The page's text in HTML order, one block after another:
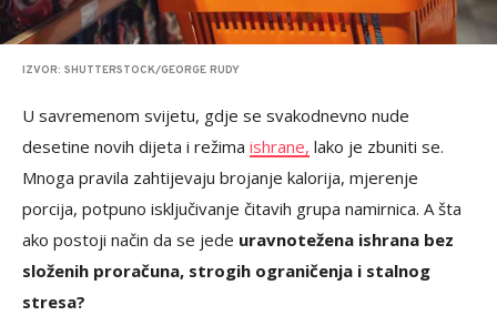
IZVOR: SHUTTERSTOCK/GEORGE RUDY
U savremenom svijetu, gdje se svakodnevno nude
desetine novih dijeta i režima ishrane, lako je zbuniti se.
Mnoga pravila zahtijevaju brojanje kalorija, mjerenje
porcija, potpuno isključivanje čitavih grupa namirnica. A šta
ako postoji način da se jede uravnotežena ishrana bez
složenih proračuna, strogih ograničenja i stalnog
stresa?